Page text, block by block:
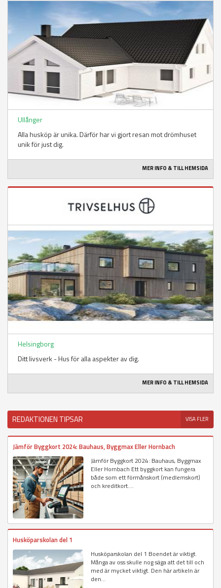
Ullånger
Alla husköp är unika. Därför har vi gjort resan mot drömhuset
unik för just dig.
MER INFO & TILL HEMSIDA
Helsingborg
Ditt livsverk - Hus för alla aspekter av dig.
MER INFO & TILL HEMSIDA
REDAKTIONEN TIPSAR VISA FLER
Jämför Byggkort 2024: Bauhaus, Byggmax Eller Hornbach
Jämför Byggkort 2024: Bauhaus, Byggmax
Eller Hornbach Ett byggkort kan fungera
både som ett förmånskort (medlemskort)
och kreditkort....
Husköparskolan del 1
Husköparskolan del 1 Boendet är viktigt.
Många av oss skulle nog säga att det till och
med är mycket viktigt. Den här artikeln är
den...